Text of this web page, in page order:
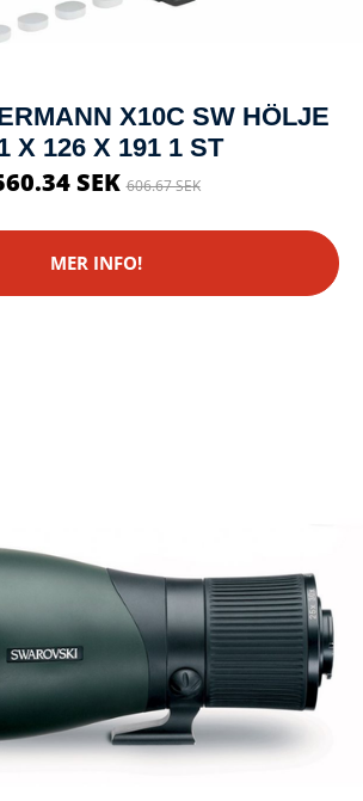
X10C SW HÖLJE
X 126 X 191 1 ST
SEK606.67 SEK
MER INFO!